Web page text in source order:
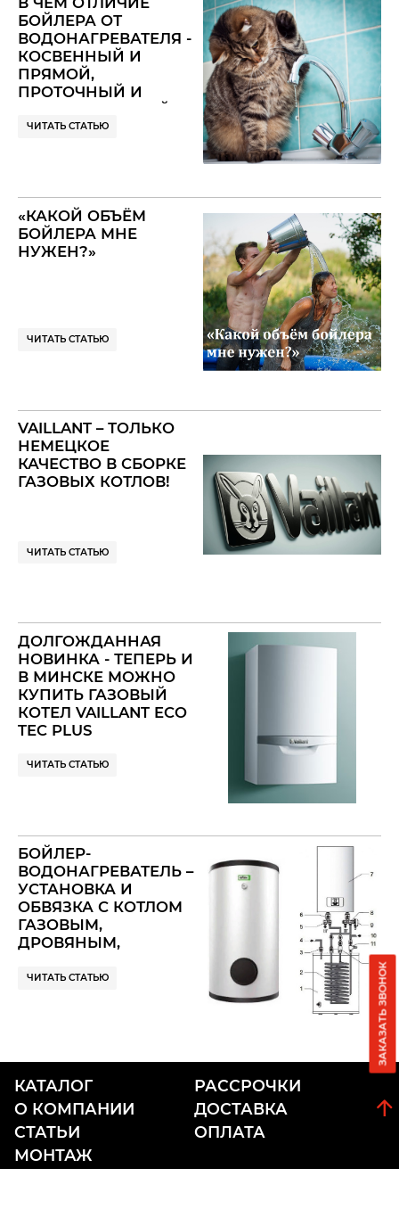
БОЙЛЕРА ОТ
ВОДОНАГРЕВАТЕЛЯ -
КОСВЕННЫЙ И
ПРЯМОЙ,
ПРОТОЧНЫЙ И
НАКОПИТЕЛЬНЫЙ,
ЭЛЕКТРИЧЕСКИЙ И
РАЗЛИЧИЕ
БОЙЛЕРОВ И
ВОДОНАГРЕВАТЕЛЕЙ
ЧИТАТЬ СТАТЬЮ
«КАКОЙ ОБЪЁМ
БОЙЛЕРА МНЕ
НУЖЕН?»
ЧИТАТЬ СТАТЬЮ
VAILLANT – ТОЛЬКО
НЕМЕЦКОЕ
КАЧЕСТВО В СБОРКЕ
ГАЗОВЫХ КОТЛОВ!
ЧИТАТЬ СТАТЬЮ
ДОЛГОЖДАННАЯ
НОВИНКА - ТЕПЕРЬ И
В МИНСКЕ МОЖНО
КУПИТЬ ГАЗОВЫЙ
КОТЕЛ VAILLANT ECO
TEC PLUS
ЧИТАТЬ СТАТЬЮ
БОЙЛЕР-
ВОДОНАГРЕВАТЕЛЬ –
УСТАНОВКА И
ОБВЯЗКА С КОТЛОМ
ГАЗОВЫМ,
ДРОВЯНЫМ,
(БОЙЛЕР
ЧИТАТЬ СТАТЬЮ
КАТАЛОГ
РАССРОЧКИ
О КОМПАНИИ
ДОСТАВКА
СТАТЬИ
ОПЛАТА
МОНТАЖ
ЗАКАЗАТЬ ЗВОНОК